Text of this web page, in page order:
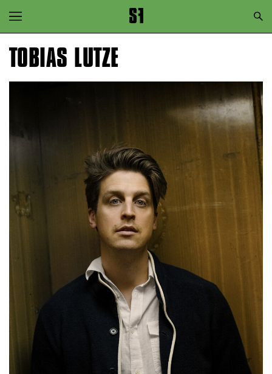
Zur Hauptnavigation springen
Zum Hauptinhalt springen
TOBIAS LUTZE